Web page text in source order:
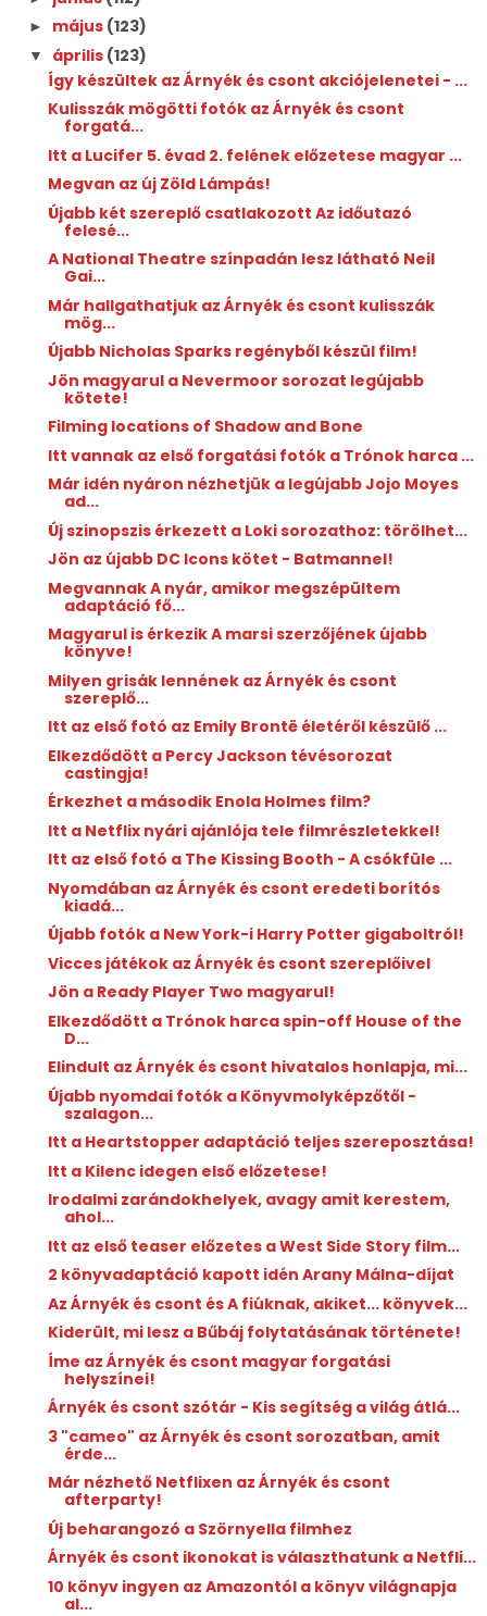
► május (123)
▼ április (123)
Így készültek az Árnyék és csont akciójelenetei - ...
Kulisszák mögötti fotók az Árnyék és csont
forgatá...
Itt a Lucifer 5. évad 2. felének előzetese magyar ...
Megvan az új Zöld Lámpás!
Újabb két szereplő csatlakozott Az időutazó
felesé...
A National Theatre színpadán lesz látható Neil
Gai...
Már hallgathatjuk az Árnyék és csont kulisszák
mög...
Újabb Nicholas Sparks regényből készül film!
Jön magyarul a Nevermoor sorozat legújabb
kötete!
Filming locations of Shadow and Bone
Itt vannak az első forgatási fotók a Trónok harca ...
Már idén nyáron nézhetjük a legújabb Jojo Moyes
ad...
Új szinopszis érkezett a Loki sorozathoz: törölhet...
Jön az újabb DC lcons kötet - Batmannel!
Megvannak A nyár, amikor megszépültem
adaptáció fő...
Magyarul is érkezik A marsi szerzőjének újabb
könyve!
Milyen grisák lennének az Árnyék és csont
szereplő...
Itt az első fotó az Emily Brontë életéről készülő ...
Elkezdődött a Percy Jackson tévésorozat
castingja!
Érkezhet a második Enola Holmes film?
Itt a Netflix nyári ajánlója tele filmrészletekkel!
Itt az első fotó a The Kissing Booth - A csókfüle ...
Nyomdában az Árnyék és csont eredeti borítós
kiadá...
Újabb fotók a New York-i Harry Potter gigaboltról!
Vicces játékok az Árnyék és csont szereplőivel
Jön a Ready Player Two magyarul!
Elkezdődött a Trónok harca spin-off House of the
D...
Elindult az Árnyék és csont hivatalos honlapja, mi...
Újabb nyomdai fotók a Könyvmolyképzőtől -
szalagon...
Itt a Heartstopper adaptáció teljes szereposztása!
Itt a Kilenc idegen első előzetese!
Irodalmi zarándokhelyek, avagy amit kerestem,
ahol...
Itt az első teaser előzetes a West Side Story film...
2 könyvadaptáció kapott idén Arany Málna-díjat
Az Árnyék és csont és A fiúknak, akiket... könyvek...
Kiderült, mi lesz a Bűbáj folytatásának története!
Íme az Árnyék és csont magyar forgatási
helyszínei!
Árnyék és csont szótár - Kis segítség a világ átlá...
3 "cameo" az Árnyék és csont sorozatban, amit
érde...
Már nézhető Netflixen az Árnyék és csont
afterparty!
Új beharangozó a Szörnyella filmhez
Árnyék és csont ikonokat is választhatunk a Netfli...
10 könyv ingyen az Amazontól a könyv világnapja
al...